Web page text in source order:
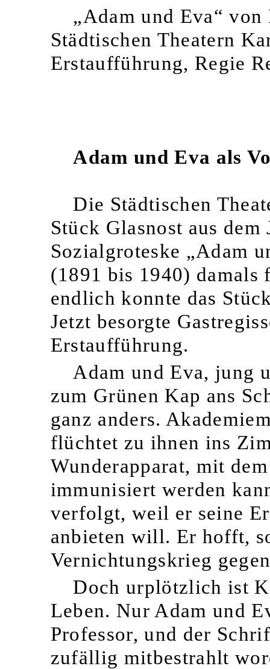
„Adam und Eva“
Städtischen Theatern
Erstaufführung, Regie
Adam und Eva als
Die Städtischen
Stück Glasnost aus
Sozialgroteske „Adam
(1891 bis 1940) damals
endlich konnte das
Jetzt besorgte
Erstaufführung.
Adam und Eva, jung
zum Grünen Kap ans
ganz anders.
flüchtet zu ihnen ins
Wunderapparat, mit
immunisiert werden
verfolgt, weil er seine
anbieten will. Er hofft,
Vernichtungskrieg
Doch urplötzlich ist
Leben. Nur Adam und
Professor, und der
zufällig mitbestrahlt